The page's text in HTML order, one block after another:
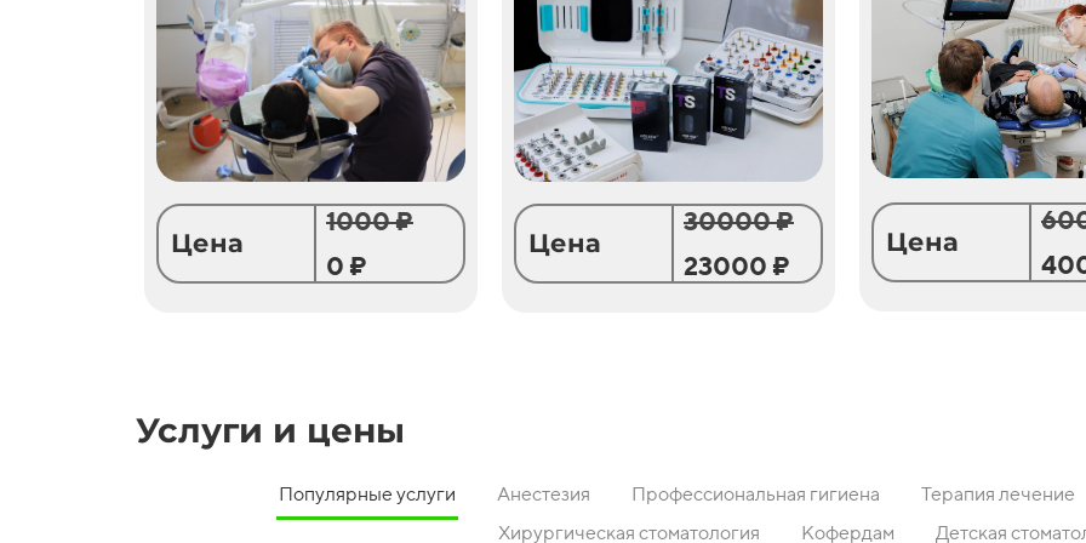
Цена
1000 ₽
0 ₽
Цена
30000 ₽
23000 ₽
Цена
Услуги и цены
Популярные услуги Анестезия Профессиональная гигиена Терапия лечение
Хирургическая стоматология
Кофердам Детская